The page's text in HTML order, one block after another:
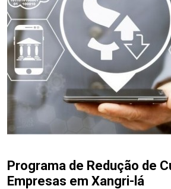
Programa de Redução de
Empresas em Xangri-lá